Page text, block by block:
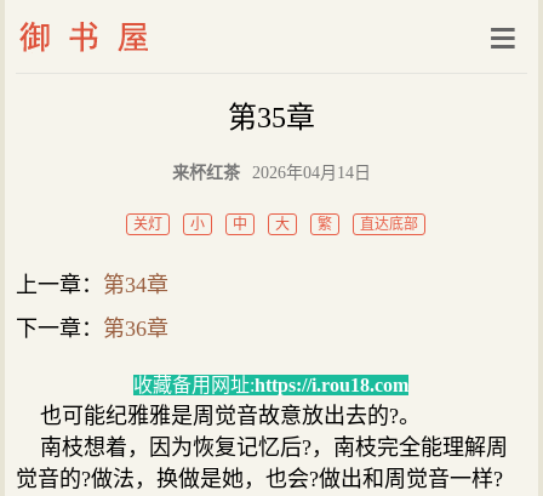
第35章
来杯红茶 2026年04月14日
关灯 小 中 大 繁 直达底部
上一章： 第34章
下一章： 第36章
收藏备用网址:https://i.rou18.com
也可能纪雅雅是周觉音故意放出去的?。
南枝想着，因为恢复记忆后?，南枝完全能理解周
觉音的?做法，换做是她，也会?做出和周觉音一样?